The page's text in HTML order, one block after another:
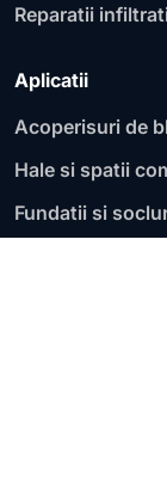
Reparatii
Aplicatii
Acoperisuri de
Hale si spatii
Fundatii si